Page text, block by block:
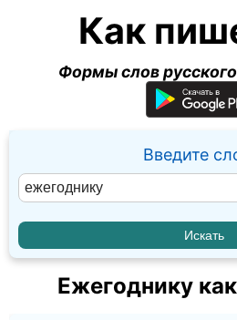
Как
Формы слов
Введите
Ежегоднику